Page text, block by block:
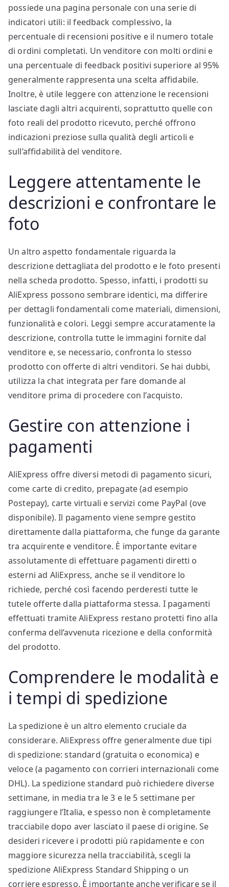
possiede una pagina personale con una serie di
indicatori utili: il feedback complessivo, la
percentuale di recensioni positive e il numero totale
di ordini completati. Un venditore con molti ordini e
una percentuale di feedback positivi superiore al 95%
generalmente rappresenta una scelta affidabile.
Inoltre, è utile leggere con attenzione le recensioni
lasciate dagli altri acquirenti, soprattutto quelle con
foto reali del prodotto ricevuto, perché offrono
indicazioni preziose sulla qualità degli articoli e
sull’affidabilità del venditore.
Leggere attentamente le
descrizioni e confrontare le
foto
Un altro aspetto fondamentale riguarda la
descrizione dettagliata del prodotto e le foto presenti
nella scheda prodotto. Spesso, infatti, i prodotti su
AliExpress possono sembrare identici, ma differire
per dettagli fondamentali come materiali, dimensioni,
funzionalità e colori. Leggi sempre accuratamente la
descrizione, controlla tutte le immagini fornite dal
venditore e, se necessario, confronta lo stesso
prodotto con offerte di altri venditori. Se hai dubbi,
utilizza la chat integrata per fare domande al
venditore prima di procedere con l’acquisto.
Gestire con attenzione i
pagamenti
AliExpress offre diversi metodi di pagamento sicuri,
come carte di credito, prepagate (ad esempio
Postepay), carte virtuali e servizi come PayPal (ove
disponibile). Il pagamento viene sempre gestito
direttamente dalla piattaforma, che funge da garante
tra acquirente e venditore. È importante evitare
assolutamente di effettuare pagamenti diretti o
esterni ad AliExpress, anche se il venditore lo
richiede, perché così facendo perderesti tutte le
tutele offerte dalla piattaforma stessa. I pagamenti
effettuati tramite AliExpress restano protetti fino alla
conferma dell’avvenuta ricezione e della conformità
del prodotto.
Comprendere le modalità e
i tempi di spedizione
La spedizione è un altro elemento cruciale da
considerare. AliExpress offre generalmente due tipi
di spedizione: standard (gratuita o economica) e
veloce (a pagamento con corrieri internazionali come
DHL). La spedizione standard può richiedere diverse
settimane, in media tra le 3 e le 5 settimane per
raggiungere l’Italia, e spesso non è completamente
tracciabile dopo aver lasciato il paese di origine. Se
desideri ricevere i prodotti più rapidamente e con
maggiore sicurezza nella tracciabilità, scegli la
spedizione AliExpress Standard Shipping o un
corriere espresso. È importante anche verificare se il